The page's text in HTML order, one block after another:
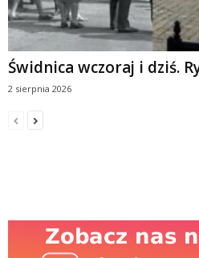
Świdnica wczoraj i dziś.
2 sierpnia 2026